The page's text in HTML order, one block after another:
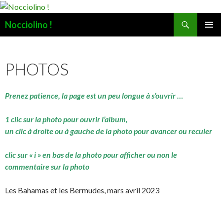
Nocciolino !
PHOTOS
Prenez patience, la page est un peu longue à s’ouvrir …
1 clic sur la photo pour ouvrir l’album,
un clic à droite ou à gauche de la photo pour avancer ou reculer
clic sur « i » en bas de la photo pour afficher ou non le
commentaire sur la photo
Les Bahamas et les Bermudes, mars avril 2023